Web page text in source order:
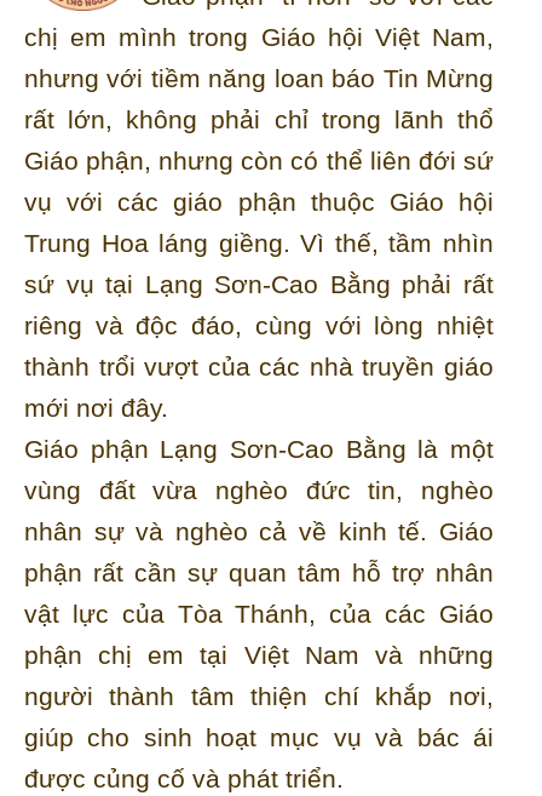
chị em mình trong Giáo hội Việt Nam,
nhưng với tiềm năng loan báo Tin Mừng
rất lớn, không phải chỉ trong lãnh thổ
Giáo phận, nhưng còn có thể liên đới sứ
vụ với các giáo phận thuộc Giáo hội
Trung Hoa láng giềng. Vì thế, tầm nhìn
sứ vụ tại Lạng Sơn-Cao Bằng phải rất
riêng và độc đáo, cùng với lòng nhiệt
thành trổi vượt của các nhà truyền giáo
mới nơi đây.
Giáo phận Lạng Sơn-Cao Bằng là một
vùng đất vừa nghèo đức tin, nghèo
nhân sự và nghèo cả về kinh tế. Giáo
phận rất cần sự quan tâm hỗ trợ nhân
vật lực của Tòa Thánh, của các Giáo
phận chị em tại Việt Nam và những
người thành tâm thiện chí khắp nơi,
giúp cho sinh hoạt mục vụ và bác ái
được củng cố và phát triển.